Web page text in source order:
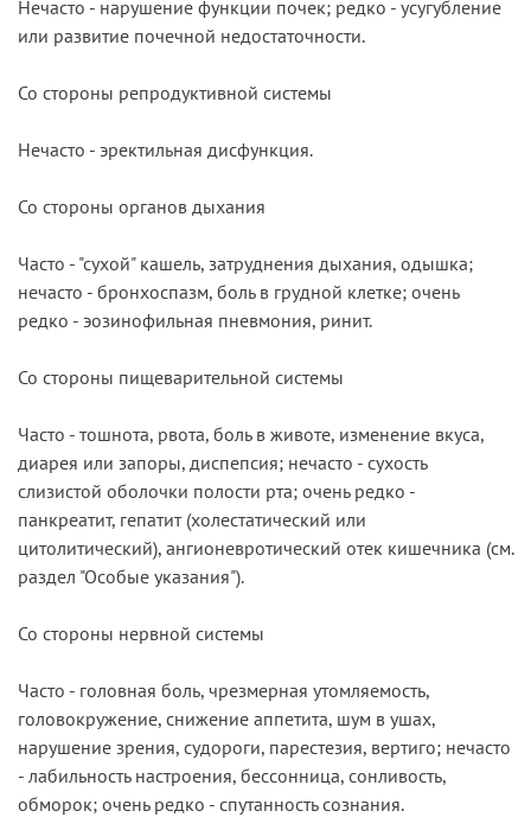
Нечасто - нарушение функции почек; редко - усугубление
или развитие почечной недостаточности.
Со стороны репродуктивной системы
Нечасто - эректильная дисфункция.
Со стороны органов дыхания
Часто - "сухой" кашель, затруднения дыхания, одышка;
нечасто - бронхоспазм, боль в грудной клетке; очень
редко - эозинофильная пневмония, ринит.
Со стороны пищеварительной системы
Часто - тошнота, рвота, боль в животе, изменение вкуса,
диарея или запоры, диспепсия; нечасто - сухость
слизистой оболочки полости рта; очень редко -
панкреатит, гепатит (холестатический или
цитолитический), ангионевротический отек кишечника (см.
раздел "Особые указания").
Со стороны нервной системы
Часто - головная боль, чрезмерная утомляемость,
головокружение, снижение аппетита, шум в ушах,
нарушение зрения, судороги, парестезия, вертиго; нечасто
- лабильность настроения, бессонница, сонливость,
обморок; очень редко - спутанность сознания.